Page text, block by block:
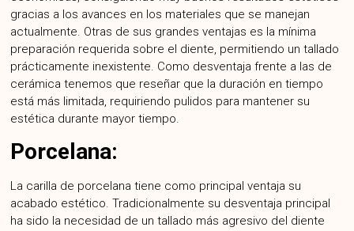
gracias a los avances en los materiales que se manejan
actualmente. Otras de sus grandes ventajas es la mínima
preparación requerida sobre el diente, permitiendo un tallado
prácticamente inexistente. Como desventaja frente a las de
cerámica tenemos que reseñar que la duración en tiempo
está más limitada, requiriendo pulidos para mantener su
estética durante mayor tiempo.
Porcelana:
La carilla de porcelana tiene como principal ventaja su
acabado estético. Tradicionalmente su desventaja principal
ha sido la necesidad de un tallado más agresivo del diente